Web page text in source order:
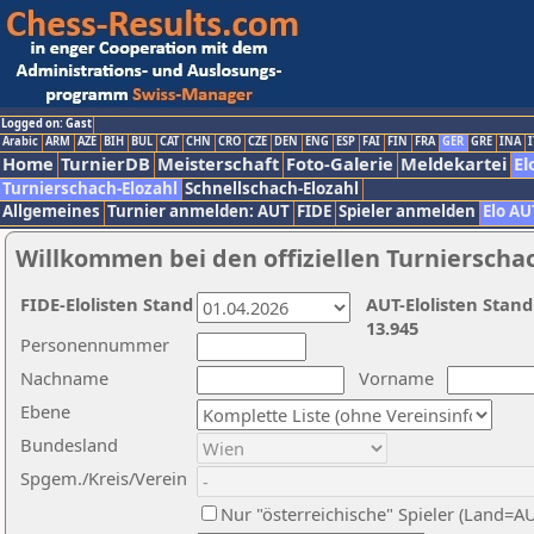
Logged on: Gast
Arabic ARM AZE BIH BUL CAT CHN CRO CZE DEN ENG ESP FAI FIN FRA GER GRE INA
Home TurnierDB Meisterschaft Foto-Galerie Meldekartei
Turnierschach-Elozahl Schnellschach-Elozahl
Allgemeines Turnier anmelden: AUT FIDE Spieler anmelden Elo
Willkommen bei den offiziellen
Nachname
Vorname
Ebene
Personennummer
Bundesland
Spgem./Kreis/Verein
Nur "österreichische" Spieler
AUT-Elolisten
13.945
FIDE-Elolisten Stand